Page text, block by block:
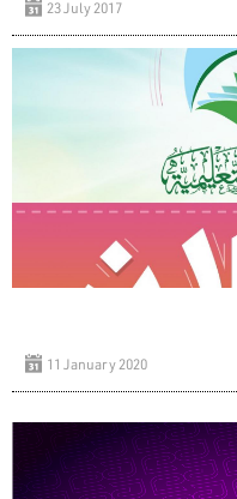
23 July 2017
11 January 2020